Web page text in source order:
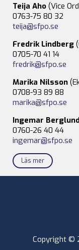
Teija Aho (Vice
0763-75 80 32
teija@sfpo.se
Fredrik Lindberg
0705-70 41 14
fredrik@sfpo.se
Marika Nilsson
0708-93 89 88
marika@sfpo.se
Ingemar
0760-26 40 44
ingemar@sfpo.se
Läs mer
Copyright ©